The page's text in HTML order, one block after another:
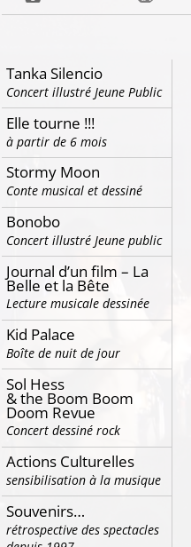
Tanka Silencio
Concert illustré Jeune Public
Elle tourne !!!
à partir de 6 mois
Stormy Moon
Conte musical et dessiné
Bonobo
Concert illustré Jeune public
Journal d’un film – La
Belle et la Bête
Lecture musicale dessinée
Kid Palace
Boîte de nuit de jour
Sol Hess
& the Boom Boom
Doom Revue
Concert dessiné rock
Actions Culturelles
sensibilisation à la musique
Souvenirs…
rétrospective des spectacles